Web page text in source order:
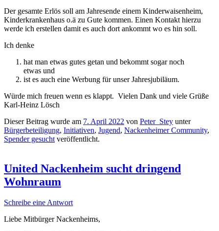
Der gesamte Erlös soll am Jahresende einem Kinderwaisenheim,
Kinderkrankenhaus o.ä zu Gute kommen. Einen Kontakt hierzu
werde ich erstellen damit es auch dort ankommt wo es hin soll.
Ich denke
hat man etwas gutes getan und bekommt sogar noch
etwas und
ist es auch eine Werbung für unser Jahresjubiläum.
Würde mich freuen wenn es klappt. Vielen Dank und viele Grüße
Karl-Heinz Lösch
Dieser Beitrag wurde am 7. April 2022 von Peter_Stey unter
Bürgerbeteiligung, Initiativen, Jugend, Nackenheimer Community,
Spender gesucht veröffentlicht.
United Nackenheim sucht dringend
Wohnraum
Schreibe eine Antwort
Liebe Mitbürger Nackenheims,